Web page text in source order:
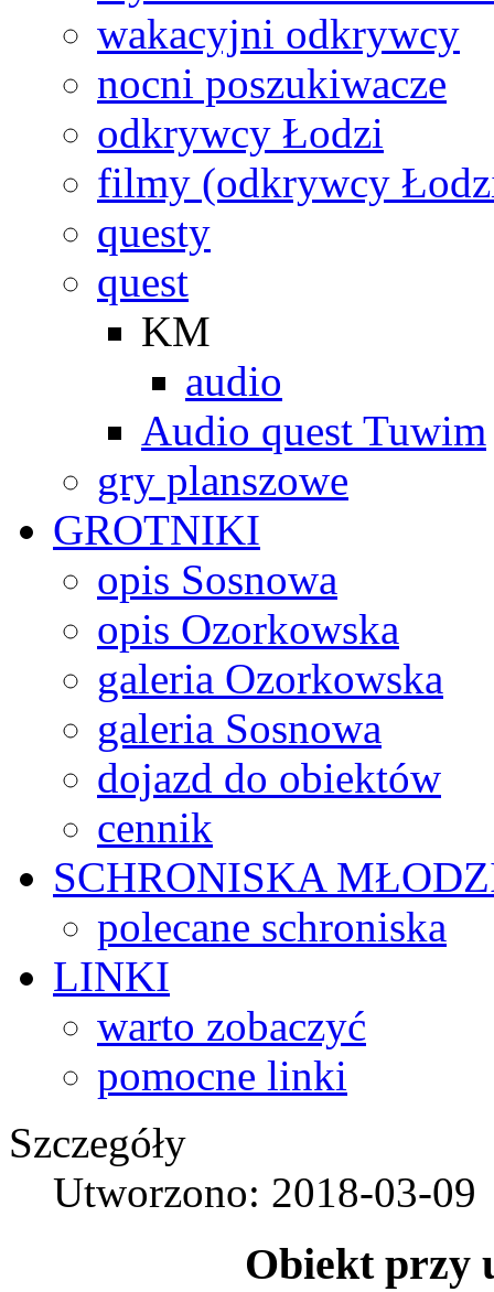
wakacyjni odkrywcy
nocni poszukiwacze
odkrywcy Łodzi
filmy (odkrywcy
questy
quest
KM
audio
Audio quest Tuwim
gry planszowe
GROTNIKI
opis Sosnowa
opis Ozorkowska
galeria Ozorkowska
galeria Sosnowa
dojazd do obiektów
cennik
SCHRONISKA
polecane schroniska
LINKI
warto zobaczyć
pomocne linki
Szczegóły
Utworzono: 2018-03-09
Obiekt przy